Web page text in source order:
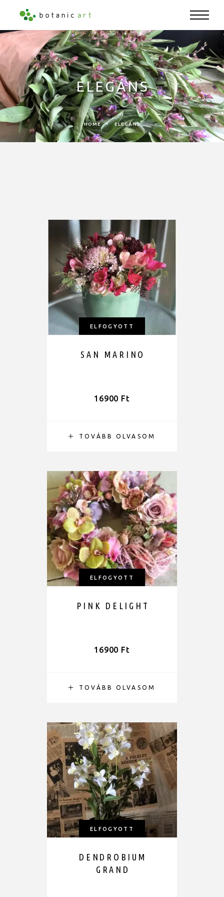
ELEGÁNS
HOME ELEGÁNS
ELFOGYOTT
TOVÁBB OLVASOM
SAN MARINO
16900 Ft
ELFOGYOTT
TOVÁBB OLVASOM
PINK DELIGHT
16900 Ft
ELFOGYOTT
DENDROBIUM
GRAND